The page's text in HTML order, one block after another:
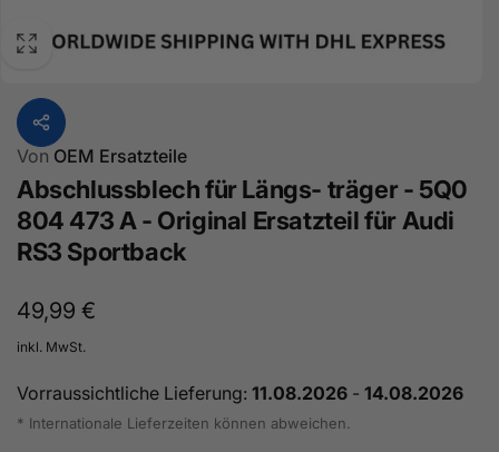
Von OEM Ersatzteile
Abschlussblech für Längs- träger - 5Q0
804 473 A - Original Ersatzteil für Audi
RS3 Sportback
Normaler
Preis
49,99 €
inkl. MwSt.
Vorraussichtliche Lieferung: 11.08.2026 - 14.08.2026
* Internationale Lieferzeiten können abweichen.